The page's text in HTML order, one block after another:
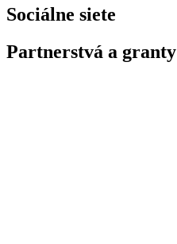
Sociálne siete
Partnerstvá a granty